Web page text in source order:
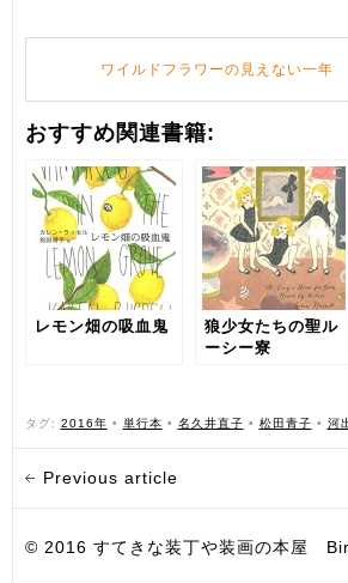
ワイルドフラワーの見えない一年
おすすめ関連書籍:
レモン畑の吸血鬼
狼少女たちの聖ル
ーシー寮
タグ: 2016年 • 単行本 • 名久井直子 • 松田青子 • 河
Previous article
© 2016 すてきな装丁や装画の本屋